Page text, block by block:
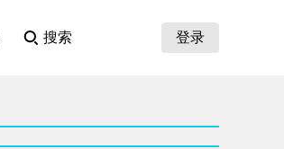
搜索 登录